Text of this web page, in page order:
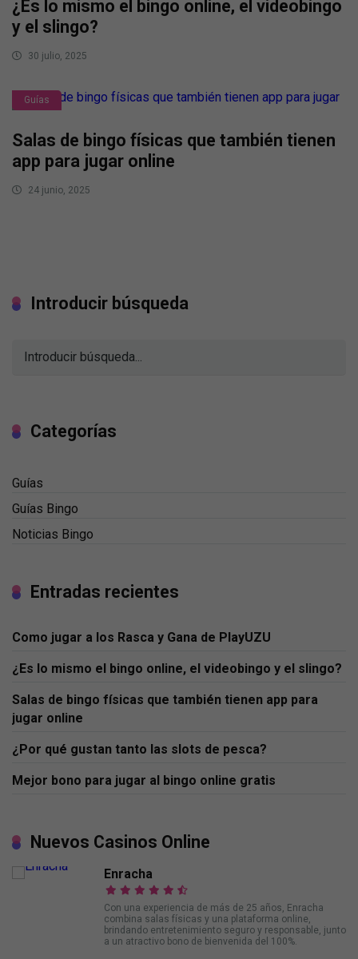
¿Es lo mismo el bingo online, el videobingo
y el slingo?
30 julio, 2025
Guías
Salas de bingo físicas que también tienen
app para jugar online
24 junio, 2025
Introducir búsqueda
Categorías
Guías
Guías Bingo
Noticias Bingo
Entradas recientes
Como jugar a los Rasca y Gana de PlayUZU
¿Es lo mismo el bingo online, el videobingo y el slingo?
Salas de bingo físicas que también tienen app para
jugar online
¿Por qué gustan tanto las slots de pesca?
Mejor bono para jugar al bingo online gratis
Nuevos Casinos Online
Enracha
Con una experiencia de más de 25 años, Enracha
combina salas físicas y una plataforma online,
brindando entretenimiento seguro y responsable, junto
a un atractivo bono de bienvenida del 100%.